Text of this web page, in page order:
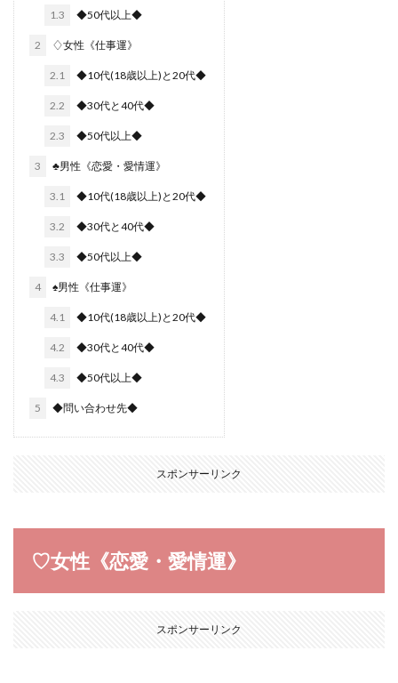
1.3 ◆50代以上◆
2 ♢女性《仕事運》
2.1 ◆10代(18歳以上)と20代◆
2.2 ◆30代と40代◆
2.3 ◆50代以上◆
3 ♣︎男性《恋愛・愛情運》
3.1 ◆10代(18歳以上)と20代◆
3.2 ◆30代と40代◆
3.3 ◆50代以上◆
4 ♠︎男性《仕事運》
4.1 ◆10代(18歳以上)と20代◆
4.2 ◆30代と40代◆
4.3 ◆50代以上◆
5 ◆問い合わせ先◆
スポンサーリンク
♡女性《恋愛・愛情運》
スポンサーリンク